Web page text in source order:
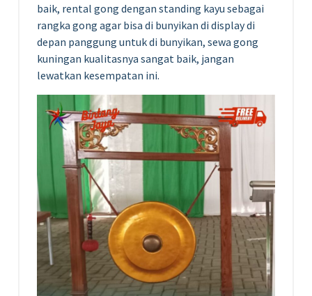
baik, rental gong dengan standing kayu sebagai
rangka gong agar bisa di bunyikan di display di
depan panggung untuk di bunyikan, sewa gong
kuningan kualitasnya sangat baik, jangan
lewatkan kesempatan ini.